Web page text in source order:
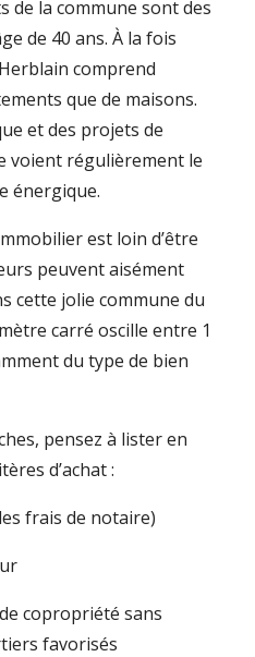
de la commune sont des
de 40 ans. À la fois
comprend
que de maisons.
et des projets de
voient régulièrement le
énergique.
est loin d’être
peuvent aisément
cette jolie commune du
carré oscille entre 1
du type de bien
pensez à lister en
d’achat :
frais de notaire)
copropriété sans
favorisés